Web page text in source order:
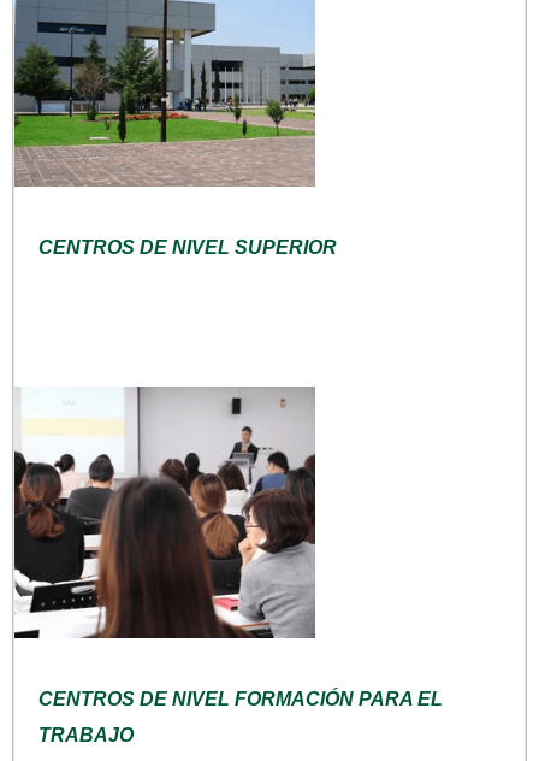
CENTROS DE NIVEL SUPERIOR
CENTROS DE NIVEL FORMACIÓN PARA EL
TRABAJO